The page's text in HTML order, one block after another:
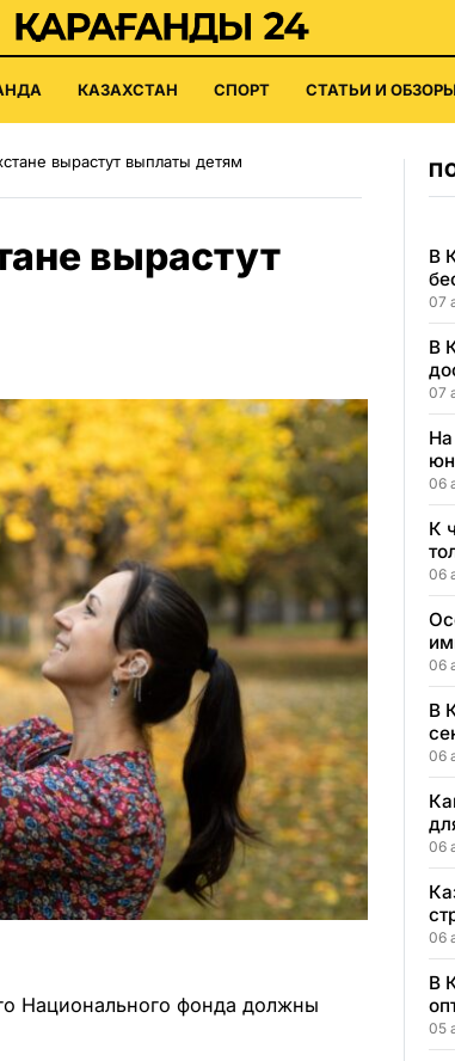
КАЗАХСТАН СПОРТ СТАТЬИ И ОБЗОРЫ
вырастут выплаты детям
вырастут
Национального фонда должны
В
07
В
07
06
К
06
у
06
В
06
06
06
В
05